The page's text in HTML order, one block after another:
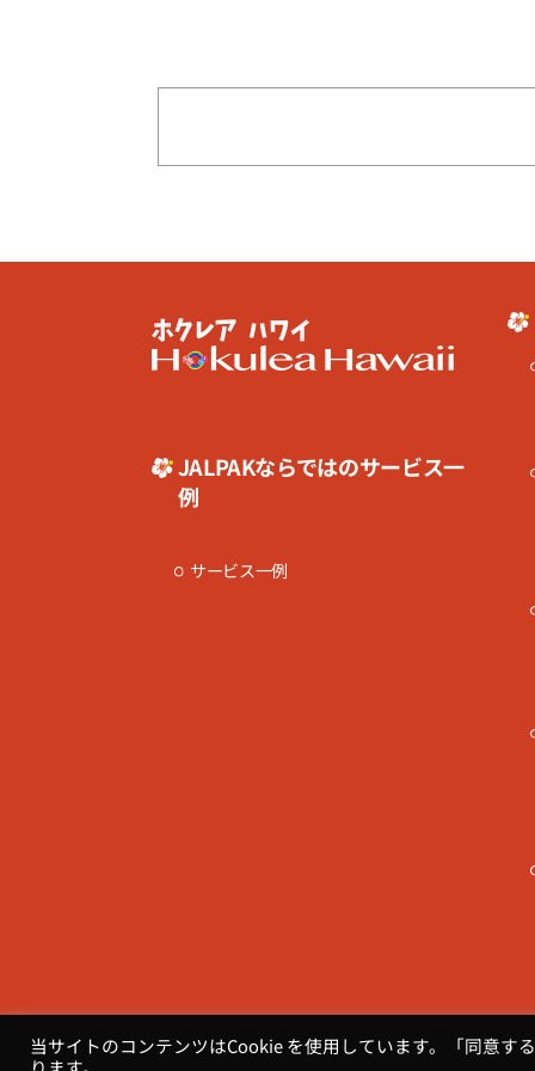
JALPAKならではのサービス一
例
サービス一例
当サイトのコンテンツはCookie を使用しています。「同意す